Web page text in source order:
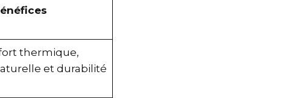
thermique,
et durabilité